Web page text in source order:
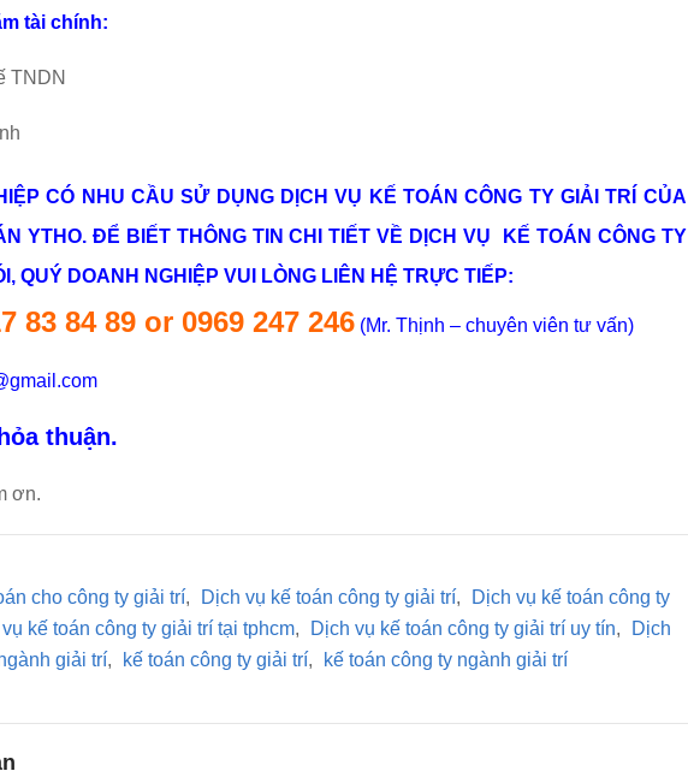
tài chính:
TNDN
CÓ NHU CẦU SỬ DỤNG DỊCH VỤ KẾ TOÁN CÔNG TY GIẢI TRÍ CỦA
YTHO. ĐỂ BIẾT THÔNG TIN CHI TIẾT VỀ DỊCH VỤ KẾ TOÁN CÔNG TY
QUÝ DOANH NGHIỆP VUI LÒNG LIÊN HỆ TRỰC TIẾP:
83 84 89 or 0969 247 246 (Mr. Thịnh – chuyên viên tư vấn)
thuận.
ơn.
cho công ty giải trí, Dịch vụ kế toán công ty giải trí,
Dịch vụ kế toán công ty
kế toán công ty giải trí tại tphcm, Dịch vụ kế toán công ty giải trí uy tín,
Dịch
giải trí, kế toán công ty giải trí, kế toán công ty ngành giải trí